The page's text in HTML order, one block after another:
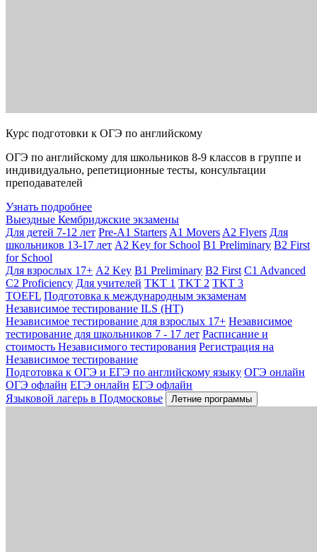
Курс подготовки к ОГЭ по английскому
ОГЭ по английскому для школьников 8-9 классов в группе и
индивидуально, репетиционные тесты, консультации
преподавателей
Узнать подробнее
Выездные Кембриджские экзамены
Для детей 7-12 лет Pre-A1 Starters A1 Movers A2 Flyers Для
школьников 13-17 лет A2 Key for School B1 Preliminary B2 First
for School
Для взрослых 17+ A2 Key B1 Preliminary B2 First C1 Advanced
C2 Proficiency Для учителей TKT 1 TKT 2 TKT 3
TOEFL Подготовка к международным экзаменам
Независимое тестирование ILS (НТ)
Независимое тестирование для взрослых 17+ Независимое
тестирование для школьников 7 - 17 лет Расписание и
стоимость Независимого тестирования Регистрация на
Независимое тестирование
Подготовка к ОГЭ и ЕГЭ по английскому языку ОГЭ онлайн
ОГЭ офлайн ЕГЭ онлайн ЕГЭ офлайн
Языковой лагерь в Подмосковье
Летние программы